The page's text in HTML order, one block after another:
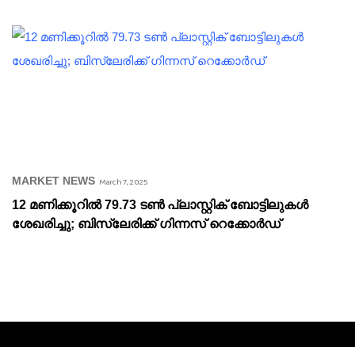
MARKET NEWS March 7, 2025
12 മണിക്കൂറിൽ 79.73 ടൺ പ്ലാസ്റ്റിക് ബോട്ടിലുകൾ
ശേഖരിച്ചു; ബിസ്‍ലേരിക്ക് ഗിന്നസ് റെക്കോർഡ്